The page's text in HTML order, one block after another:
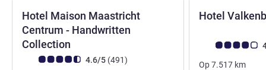
Hotel Maison Maastricht
Centrum - Handwritten
Collection
Avis-klantbeoordeling (ALL beoordeling)
4.6/5 (491beoordelingen
)
Hotel
Avis-
Op7.517 km